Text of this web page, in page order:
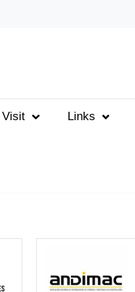
Visit Links